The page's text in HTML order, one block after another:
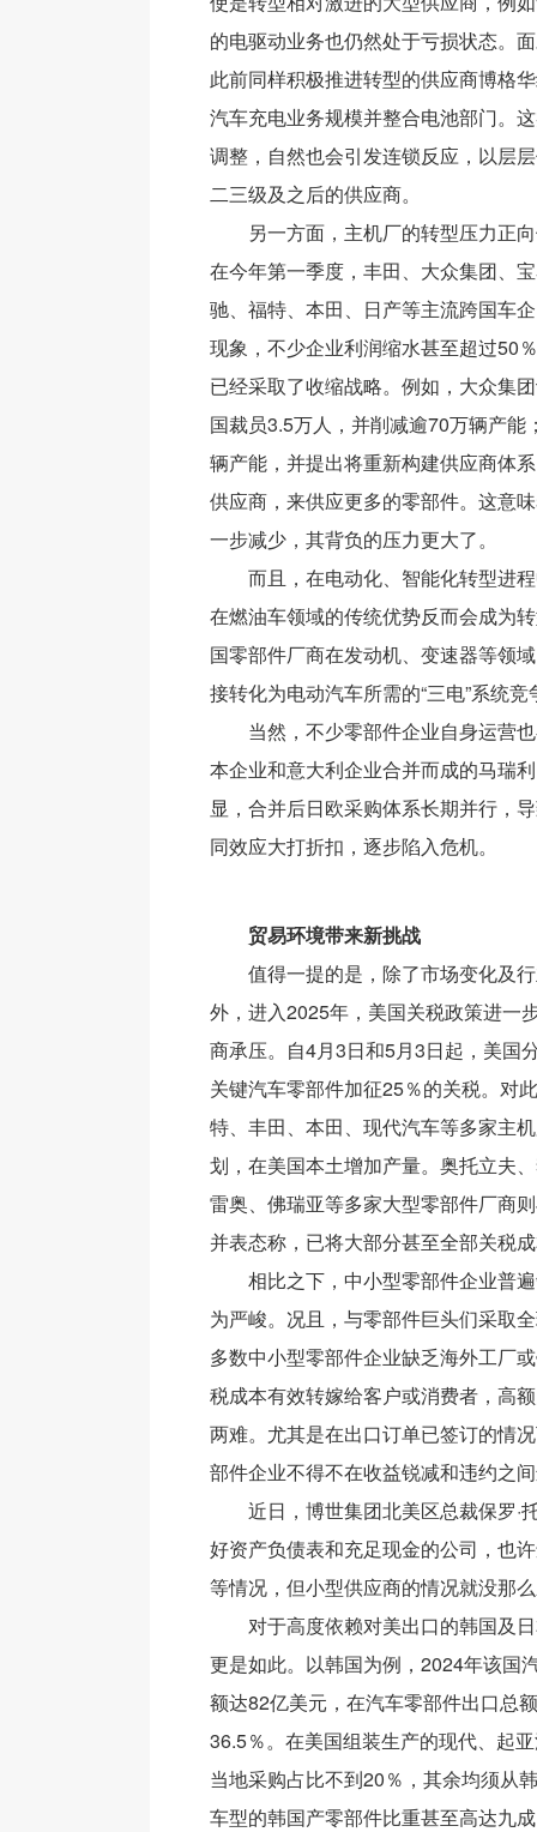
的电驱动业务也仍然处于亏损状态。
此前同样积极推进转型的供应商博格
汽车充电业务规模并整合电池部门。
调整，自然也会引发连锁反应，以层
二三级及之后的供应商。
另一方面，主机厂的转型压力正向
在今年第一季度，丰田、大众集团、
驰、福特、本田、日产等主流跨国车
现象，不少企业利润缩水甚至超过50
已经采取了收缩战略。例如，大众集
国裁员3.5万人，并削减逾70万辆产能
辆产能，并提出将重新构建供应商体
供应商，来供应更多的零部件。这意
一步减少，其背负的压力更大了。
而且，在电动化、智能化转型进程
在燃油车领域的传统优势反而会成为
国零部件厂商在发动机、变速器等领
接转化为电动汽车所需的“三电”系统竞
当然，不少零部件企业自身运营也
本企业和意大利企业合并而成的马瑞
显，合并后日欧采购体系长期并行，
同效应大打折扣，逐步陷入危机。
贸易环境带来新挑战
值得一提的是，除了市场变化及行
外，进入2025年，美国关税政策进一
商承压。自4月3日和5月3日起，美国
关键汽车零部件加征25％的关税。对
特、丰田、本田、现代汽车等多家主
划，在美国本土增加产量。奥托立夫
雷奥、佛瑞亚等多家大型零部件厂商
并表态称，已将大部分甚至全部关税
相比之下，中小型零部件企业普遍
为严峻。况且，与零部件巨头们采取
多数中小型零部件企业缺乏海外工厂
税成本有效转嫁给客户或消费者，高
两难。尤其是在出口订单已签订的情
部件企业不得不在收益锐减和违约之
近日，博世集团北美区总裁保罗·
好资产负债表和充足现金的公司，也
等情况，但小型供应商的情况就没那
对于高度依赖对美出口的韩国及日
更是如此。以韩国为例，2024年该国
额达82亿美元，在汽车零部件出口总
36.5％。在美国组装生产的现代、起
当地采购占比不到20％，其余均须从
车型的韩国产零部件比重甚至高达九